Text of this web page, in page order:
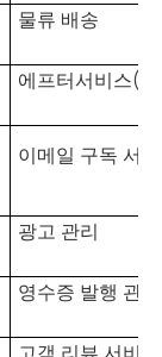
물류 배송
에프터서비스
이메일 구독 서
광고 관리
영수증 발행 관리